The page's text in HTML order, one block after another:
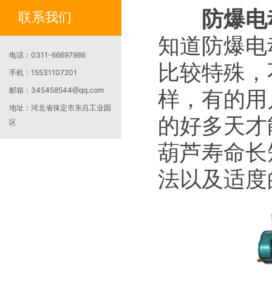
联系我们
电话： 0311-66697986
手机： 15531107201
邮箱： 345458544@qq.com
地址： 河北省保定市东吕工业园
区
防爆
知道防爆
比较特殊
样，有的
的好多天
葫芦寿命
法以及适